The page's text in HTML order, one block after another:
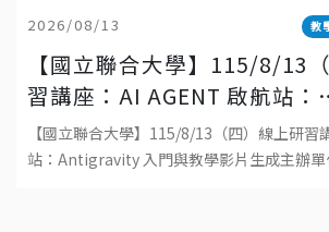
2026/08/13 教
【國立聯合大學】115/8/13
習講座：AI AGENT 啟航站：
ANTIGRAVITY 入門與教學影
【國立聯合大學】115/8/13（四）線上研
站：Antigravity 入門與教學影片生成主辦單